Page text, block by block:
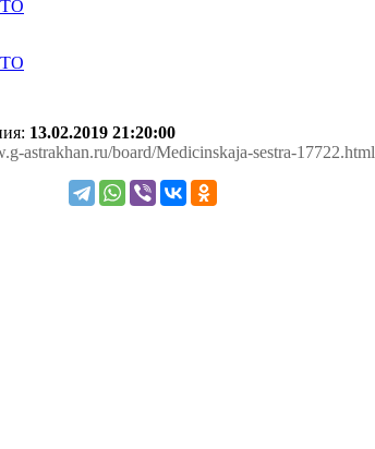
13.02.2019 21:20:00
astrakhan.ru/board/Medicinskaja-sestra-17722.html